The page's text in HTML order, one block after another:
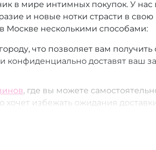
в мире интимных покупок. У нас
и новые нотки страсти в свою
Москве несколькими способами:
что позволяет вам получить
конфиденциально доставят ваш
, где вы можете
хочет избежать ожидания